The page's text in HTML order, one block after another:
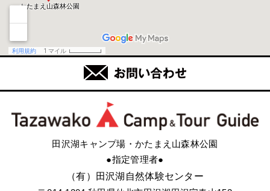
田沢湖キャンプ場・かたまえ山森林公園
●指定管理者●
（有）田沢湖自然体験センター